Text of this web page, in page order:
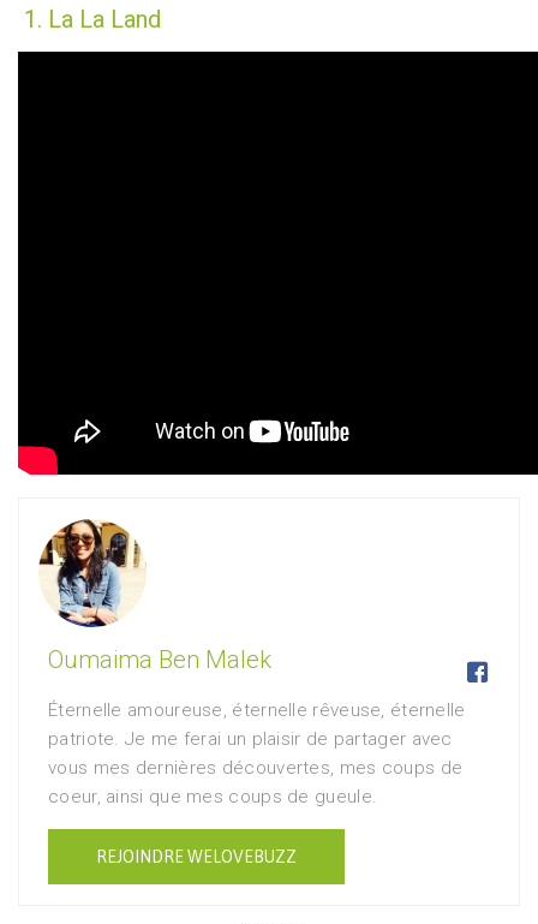
1. La La Land
Oumaima Ben Malek 
Éternelle amoureuse, éternelle rêveuse, éternelle
patriote. Je me ferai un plaisir de partager avec
vous mes dernières découvertes, mes coups de
coeur, ainsi que mes coups de gueule.
REJOINDRE WELOVEBUZZ